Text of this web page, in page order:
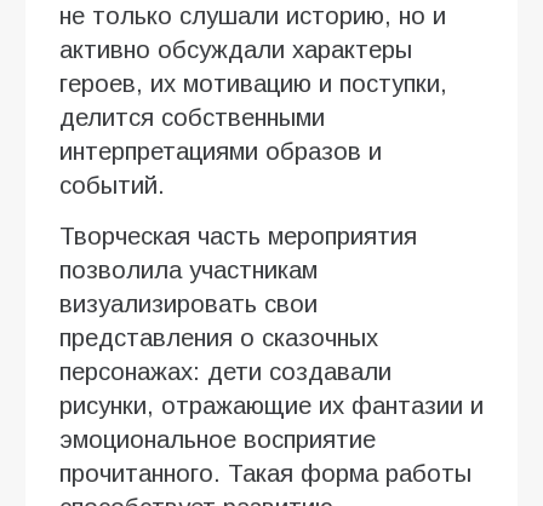
не только слушали историю, но и
активно обсуждали характеры
героев, их мотивацию и поступки,
делится собственными
интерпретациями образов и
событий.
Творческая часть мероприятия
позволила участникам
визуализировать свои
представления о сказочных
персонажах: дети создавали
рисунки, отражающие их фантазии и
эмоциональное восприятие
прочитанного. Такая форма работы